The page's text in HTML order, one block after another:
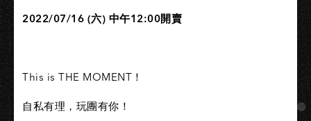
2022/07/16 (六) 中午12:00開賣​
This is THE MOMENT！​
自私有理，玩團有你！​